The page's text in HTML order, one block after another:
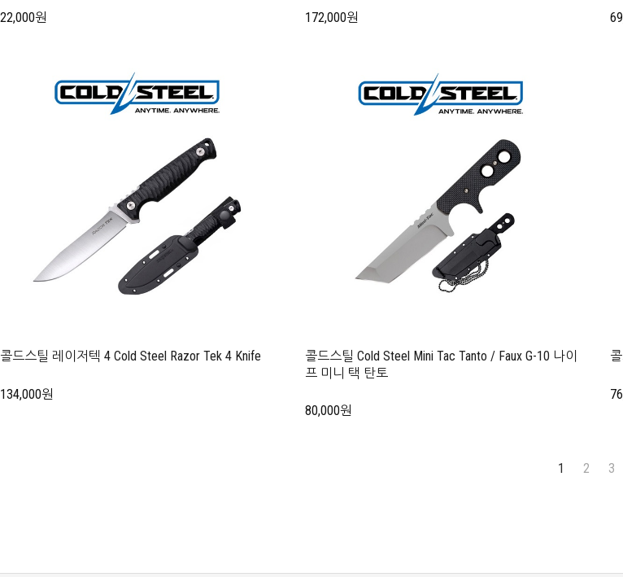
22,000원 172,000원
콜드스틸 레이저텍 4 Cold Steel Razor Tek 4 Knife
134,000원
콜드스틸 Cold Steel Mini Tac Tanto / Faux G-10 나이
프 미니 택 탄토
80,000원
1 2 3